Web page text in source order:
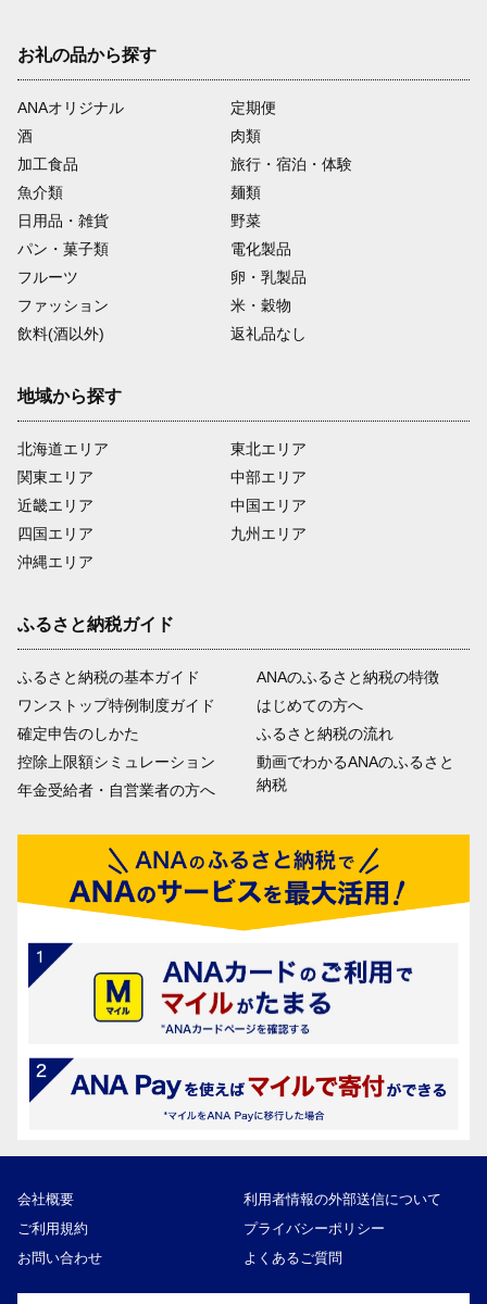
お礼の品から探す
ANAオリジナル
定期便
酒
肉類
加工食品
旅行・宿泊・体験
魚介類
麺類
日用品・雑貨
野菜
パン・菓子類
電化製品
フルーツ
卵・乳製品
ファッション
米・穀物
飲料(酒以外)
返礼品なし
地域から探す
北海道エリア
関東エリア
近畿エリア
四国エリア
沖縄エリア
東北エリア
中部エリア
中国エリア
九州エリア
ふるさと納税ガイド
ふるさと納税の基本ガイド
ワンストップ特例制度ガイド
確定申告のしかた
控除上限額シミュレーション
年金受給者・自営業者の方へ
ANAのふるさと納税の特徴
はじめての方へ
ふるさと納税の流れ
動画でわかるANAのふるさと
納税
会社概要
利用者情報の外部送信について
ご利用規約
プライバシーポリシー
お問い合わせ
よくあるご質問